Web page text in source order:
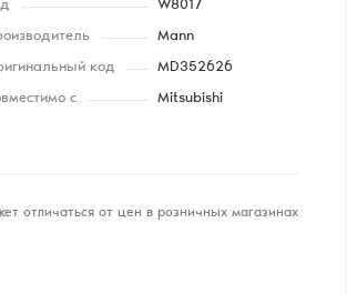
W8017
Mann
код MD352626
с Mitsubishi
отличаться от цен в розничных магазинах